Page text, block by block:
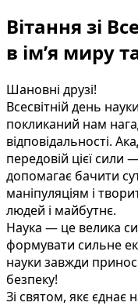
Вітання зі
в ім’я миру
Шановні друзі!
Всесвітній день
покликаний нам
відповідальності.
передовій цієї
допомагає бачити
маніпуляціям і
людей і майбутнє.
Наука — це велика
формувати сильне
науки завжди
безпеку!
Зі святом, якє єднає